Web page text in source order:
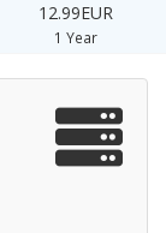
12.99EUR
1 Year